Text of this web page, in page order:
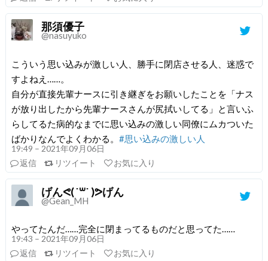
那須優子
@nasuyuko
こういう思い込みが激しい人、勝手に閉店させる人、迷惑で
すよねえ……。
自分が直接先輩ナースに引き継ぎをお願いしたことを「ナス
が放り出したから先輩ナースさんが尻拭いしてる」と言いふ
らしてるた病的なまでに思い込みの激しい同僚にムカついた
ばかりなんでよくわかる。 #思い込みの激しい人
19:49 – 2021年09月06日
返信
リツイート お気に入り
げんᕙ( ˙꒳​˙ )ᕗげん
@Gean_MH
やってたんだ……完全に閉まってるものだと思ってた……
19:43 – 2021年09月06日
返信
リツイート お気に入り